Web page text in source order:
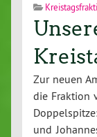
Zur neuen
die Fraktion
und